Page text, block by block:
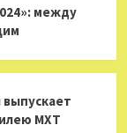
между
выпускает
МХТ